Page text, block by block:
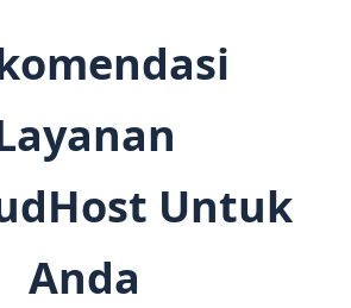
Untuk
Anda